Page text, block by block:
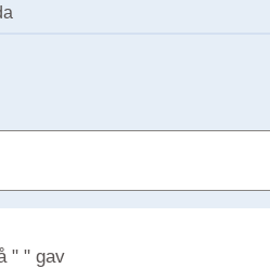
" " gav